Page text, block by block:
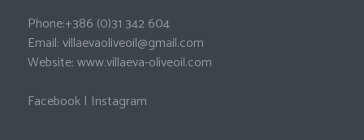
Phone:+386 (0)31 342 604
Email:villaevaoliveoil@gmail.com
Website:www.villaeva-oliveoil.com
Facebook| Instagram